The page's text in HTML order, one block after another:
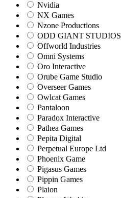
Nvidia
NX Games
Nzone Productions
ODD GIANT STUDIOS
Offworld Industries
Omni Systems
Oro Interactive
Orube Game Studio
Overseer Games
Owlcat Games
Pantaloon
Paradox Interactive
Pathea Games
Pepita Digital
Perpetual Europe Ltd
Phoenix Game
Pigasus Games
Pippin Games
Plaion